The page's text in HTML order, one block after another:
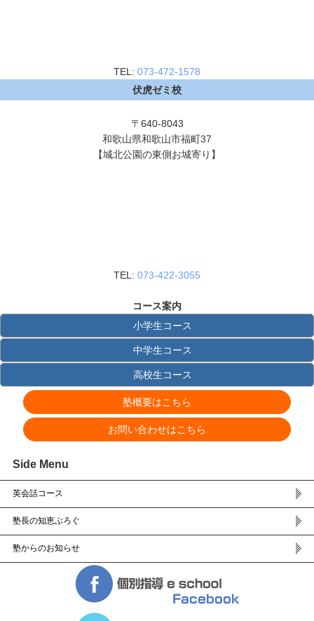
TEL: 073-472-1578
伏虎ゼミ校
〒640-8043
和歌山県和歌山市福町37
【城北公園の東側お城寄り】
TEL: 073-422-3055
コース案内
小学生コース
中学生コース
高校生コース
塾概要はこちら
お問い合わせはこちら
Side Menu
英会話コース
塾長の知恵ぶろぐ
塾からのお知らせ